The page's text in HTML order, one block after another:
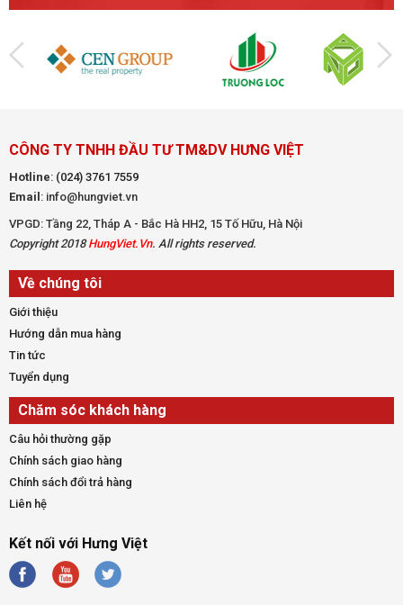
CÔNG TY TNHH ĐẦU TƯ TM&DV HƯNG VIỆT
Hotline: (024) 3761 7559
Email : info@hungviet.vn
VPGD: Tầng 22, Tháp A - Bắc Hà HH2, 15 Tố Hữu, Hà Nội
Copyright 2018HungViet.Vn. All rights reserved.
Về chúng tôi
Giới thiệu
Hướng dẫn mua hàng
Tin tức
Tuyển dụng
Chăm sóc khách hàng
Câu hỏi thường gặp
Chính sách giao hàng
Chính sách đổi trả hàng
Liên hệ
Kết nối với Hưng Việt